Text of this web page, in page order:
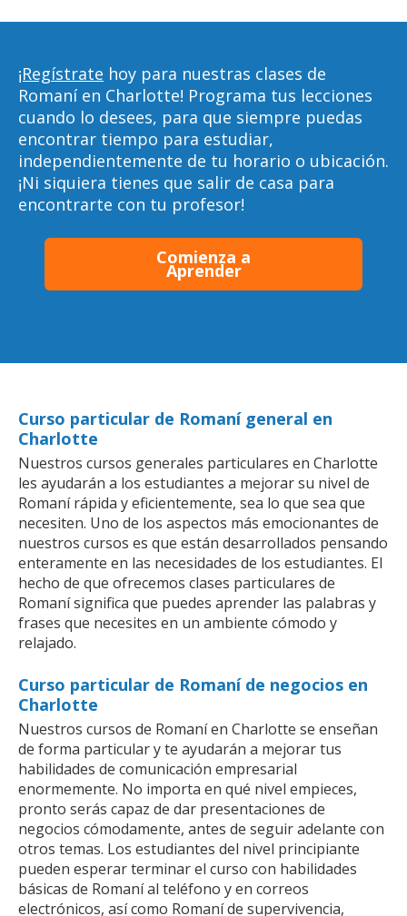
¡Regístrate hoy para nuestras clases de
Romaní en Charlotte! Programa tus lecciones
cuando lo desees, para que siempre puedas
encontrar tiempo para estudiar,
independientemente de tu horario o ubicación.
¡Ni siquiera tienes que salir de casa para
encontrarte con tu profesor!
Comienza a
Aprender
Curso particular de Romaní general en
Charlotte
Nuestros cursos generales particulares en Charlotte
les ayudarán a los estudiantes a mejorar su nivel de
Romaní rápida y eficientemente, sea lo que sea que
necesiten. Uno de los aspectos más emocionantes de
nuestros cursos es que están desarrollados pensando
enteramente en las necesidades de los estudiantes. El
hecho de que ofrecemos clases particulares de
Romaní significa que puedes aprender las palabras y
frases que necesites en un ambiente cómodo y
relajado.
Curso particular de Romaní de negocios en
Charlotte
Nuestros cursos de Romaní en Charlotte se enseñan
de forma particular y te ayudarán a mejorar tus
habilidades de comunicación empresarial
enormemente. No importa en qué nivel empieces,
pronto serás capaz de dar presentaciones de
negocios cómodamente, antes de seguir adelante con
otros temas. Los estudiantes del nivel principiante
pueden esperar terminar el curso con habilidades
básicas de Romaní al teléfono y en correos
electrónicos, así como Romaní de supervivencia,